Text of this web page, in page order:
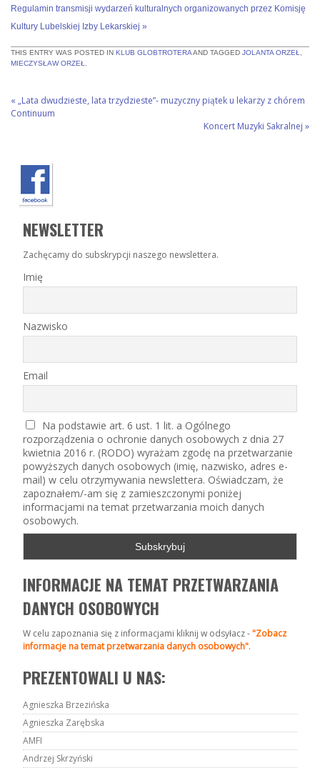
Regulamin transmisji wydarzeń kulturalnych organizowanych przez Komisję
Kultury Lubelskiej Izby Lekarskiej »
THIS ENTRY WAS POSTED IN KLUB GLOBTROTERAAND TAGGED JOLANTA ORZEŁ,
MIECZYSŁAW ORZEŁ.
« „Lata dwudzieste, lata trzydzieste”- muzyczny piątek u lekarzy z chórem
Continuum
Koncert Muzyki Sakralnej »
NEWSLETTER
Zachęcamy do subskrypcji naszego newslettera.
Imię
Nazwisko
Email
Na podstawie art. 6 ust. 1 lit. a Ogólnego
rozporządzenia o ochronie danych osobowych z dnia 27
kwietnia 2016 r. (RODO) wyrażam zgodę na przetwarzanie
powyższych danych osobowych (imię, nazwisko, adres e-
mail) w celu otrzymywania newslettera. Oświadczam, że
zapoznałem/-am się z zamieszczonymi poniżej
informacjami na temat przetwarzania moich danych
osobowych.
INFORMACJE NA TEMAT PRZETWARZANIA
DANYCH OSOBOWYCH
W celu zapoznania się z informacjami kliknij w odsyłacz -"Zobacz
informacje na temat przetwarzania danych osobowych".
PREZENTOWALI U NAS:
Agnieszka Brzezińska
Agnieszka Zarębska
AMFI
Andrzej Skrzyński